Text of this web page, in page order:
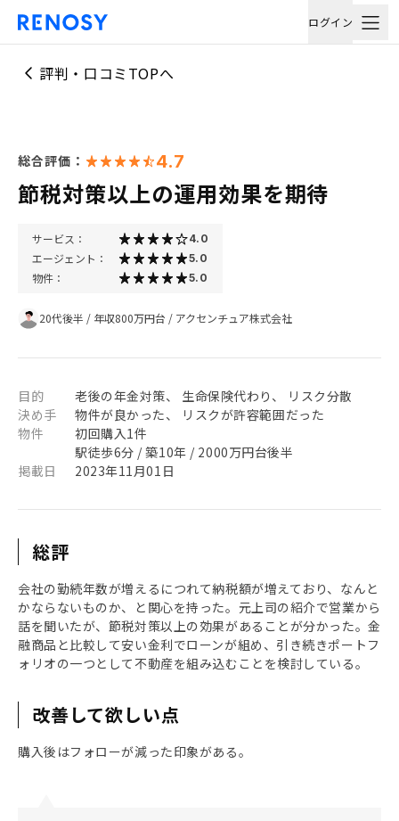
ログイン
評判・口コミTOPへ
総合評価： 4.7
節税対策以上の運用効果を期待
サービス： 4.0
エージェント： 5.0
物件： 5.0
20代後半 / 年収800万円台 / アクセンチュア株式会社
目的
老後の年金対策、 生命保険代わり、 リスク分散
決め手
物件が良かった、 リスクが許容範囲だった
物件
初回購入1件
駅徒歩6分 / 築10年 / 2000万円台後半
掲載日
2023年11月01日
総評
会社の勤続年数が増えるにつれて納税額が増えており、なんと
かならないものか、と関心を持った。元上司の紹介で営業から
話を聞いたが、節税対策以上の効果があることが分かった。金
融商品と比較して安い金利でローンが組め、引き続きポートフ
ォリオの一つとして不動産を組み込むことを検討している。
改善して欲しい点
購入後はフォローが減った印象がある。